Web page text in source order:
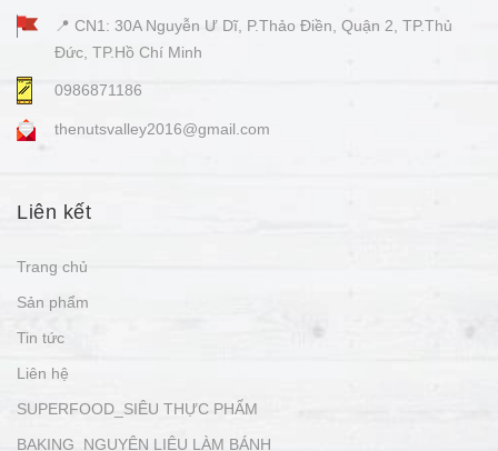
📍 CN1: 30A Nguyễn Ư Dĩ, P.Thảo Điền, Quận 2, TP.Thủ
Đức, TP.Hồ Chí Minh
0986871186
thenutsvalley2016@gmail.com
Liên kết
Trang chủ
Sản phẩm
Tin tức
Liên hệ
SUPERFOOD_SIÊU THỰC PHẨM
BAKING_NGUYÊN LIỆU LÀM BÁNH